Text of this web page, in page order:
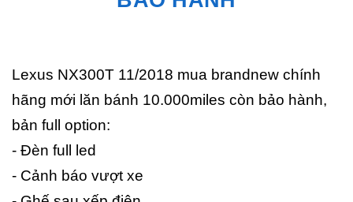
Lexus NX300T 11/2018 mua brandnew chính
hãng mới lăn bánh 10.000miles còn bảo hành,
bản full option:
- Đèn full led
- Cảnh báo vượt xe